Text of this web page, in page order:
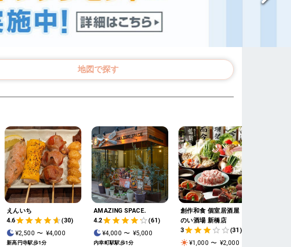
地図で探す
えんいち
4.6
(30)
¥2,500 〜 ¥4,000
新高円寺駅歩1分
AMAZING SPACE.
4.2
(61)
¥4,000 〜 ¥5,000
内幸町駅駅歩1分
創作和食 個室居酒屋 とと
のい酒場 新橋店
3
(31)
¥1,000 〜 ¥2,000